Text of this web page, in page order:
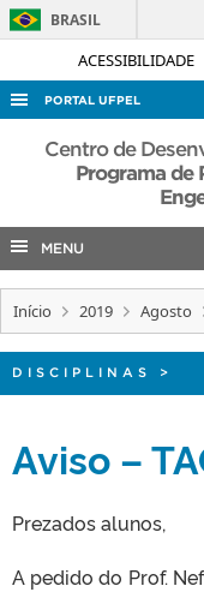
ACESSIBILIDADE
BRASIL
PORTAL UFPEL
ACESSO À INFORMAÇÃO
AUDITORIA
EDITAIS
TELEFONES
Centro de
Programa de
MENU
Início 2019 Agosto
DISCIPLINAS >
Aviso –
Prezados alunos,
A pedido do Prof.